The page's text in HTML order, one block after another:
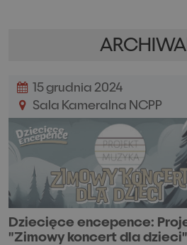
15 grudnia 2024
Sala Kameralna NCPP
Dziecięce encepence:
"Zimowy koncert dla dzieci"